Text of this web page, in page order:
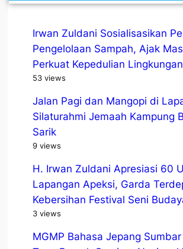
Irwan Zuldani Sosialisasikan
Pengelolaan Sampah, Ajak
Perkuat Kepedulian Lingkungan
53 views
Jalan Pagi dan Mangopi di
Silaturahmi Jemaah Kampung
Sarik
9 views
H. Irwan Zuldani Apresiasi 60
Lapangan Apeksi, Garda
Kebersihan Festival Seni
3 views
MGMP Bahasa Jepang